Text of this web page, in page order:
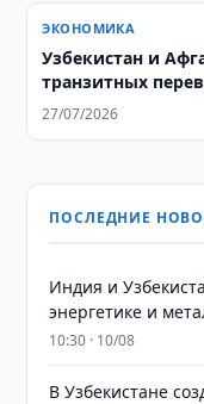
ЭКОНОМИКА
Узбекистан и
транзитных
27/07/2026
ПОСЛЕДНИЕ
Индия и
энергетике и
10:30 · 10/08
В Узбекистане